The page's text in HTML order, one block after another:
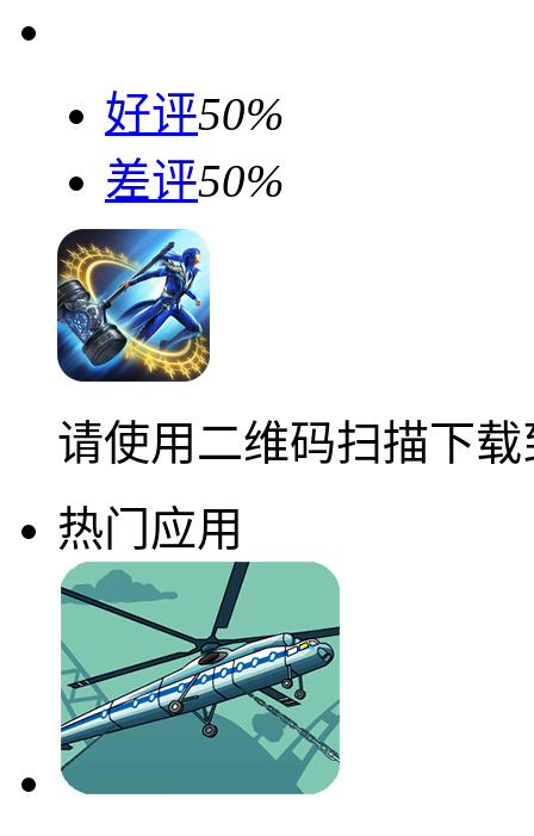
好评50%
差评50%
请使用二维码扫描下
热门应用